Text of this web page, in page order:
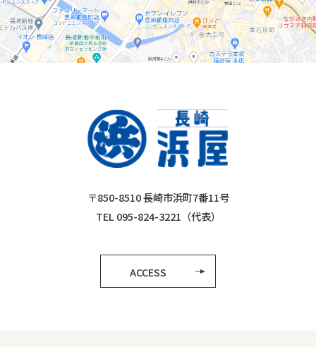
〒850-8510 長崎市浜町7番11号
TEL 095-824-3221（代表）
ACCESS